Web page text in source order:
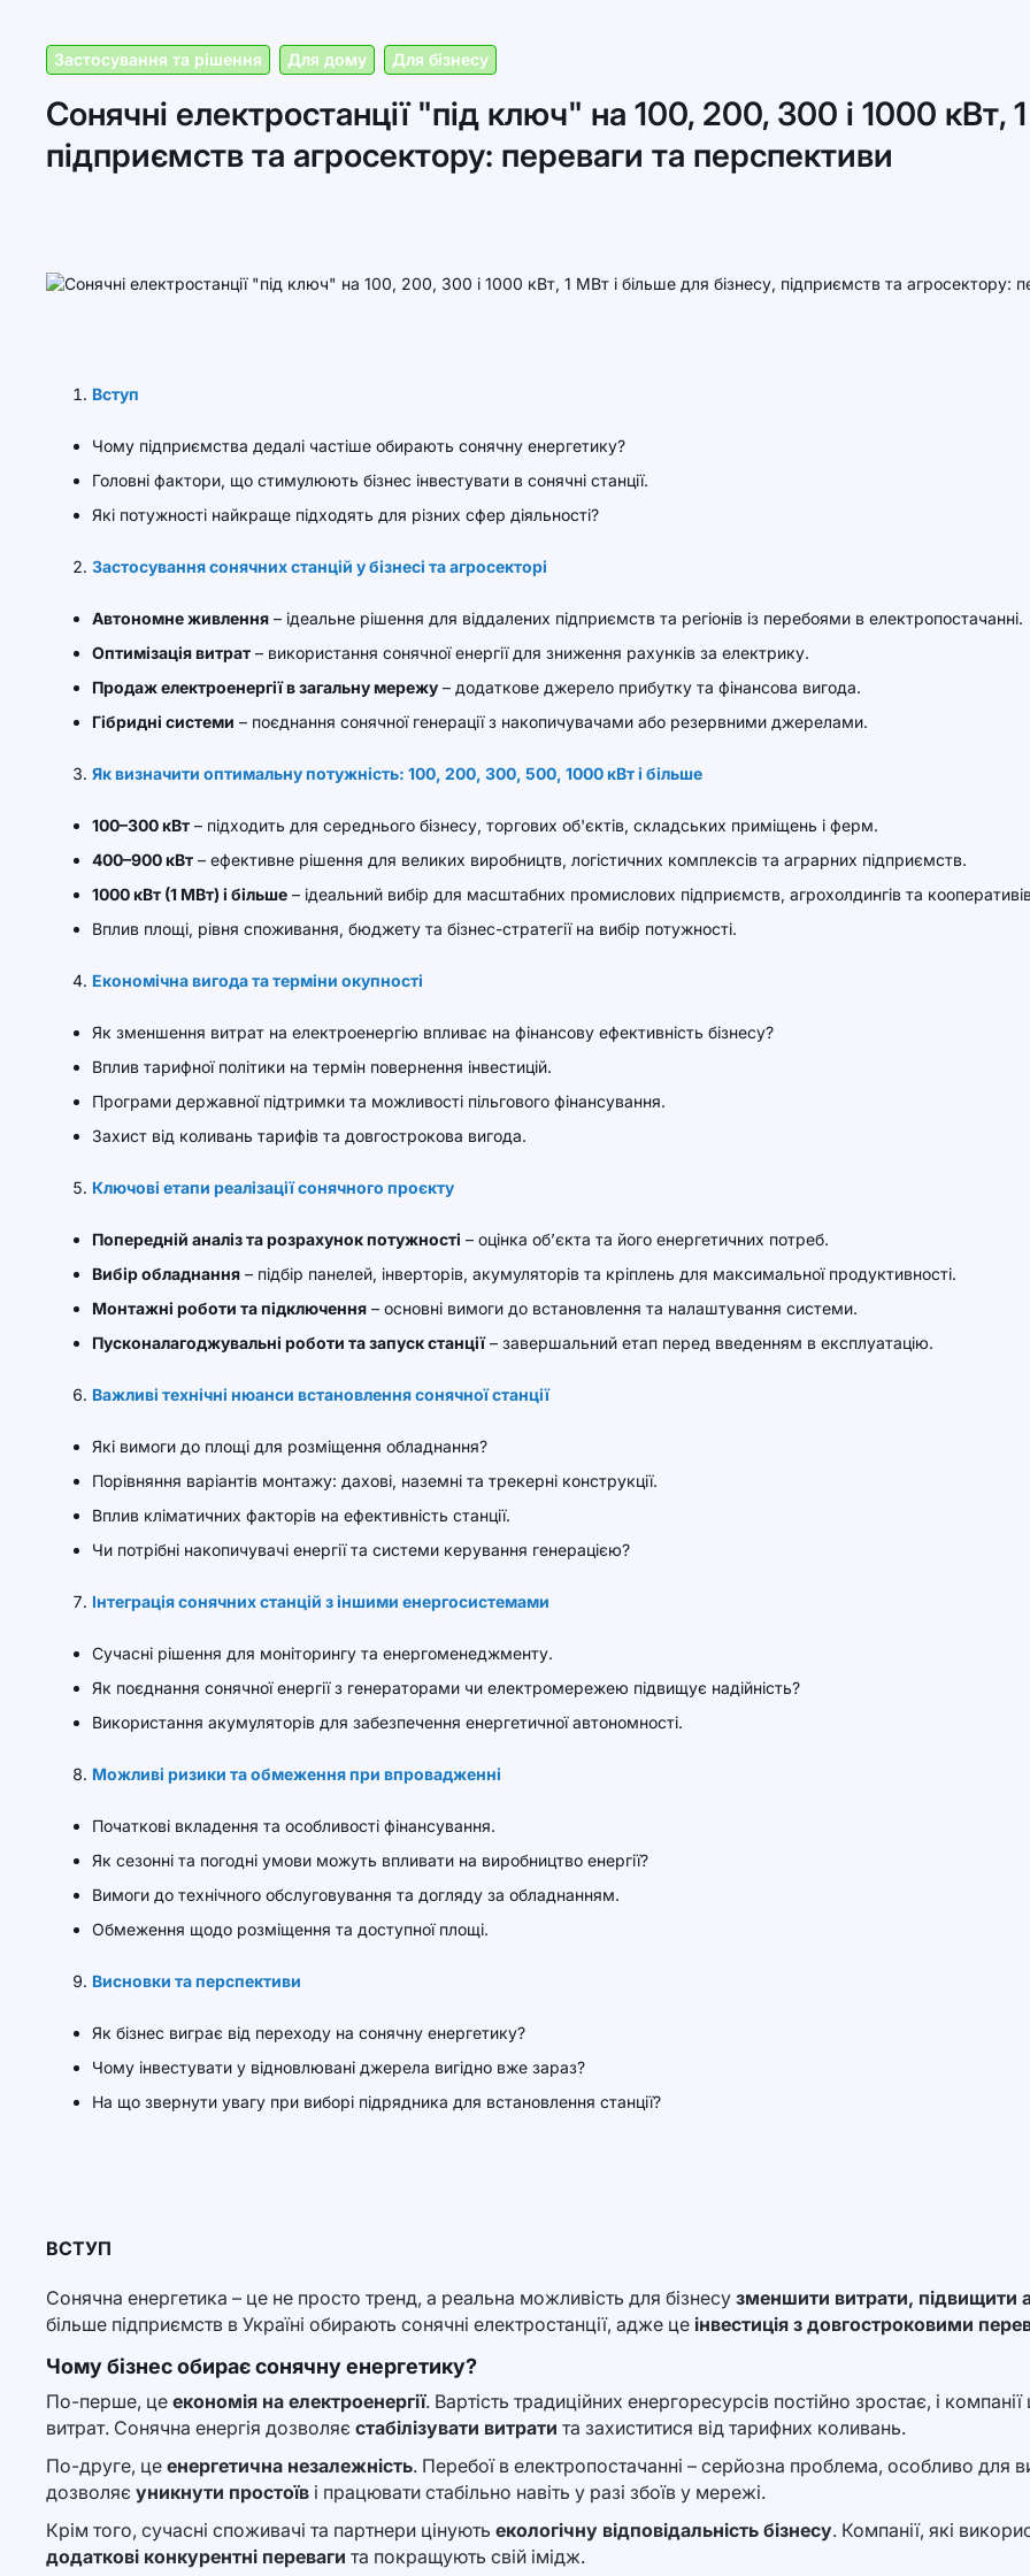
Застосування та рішення Для дому Для бізнесу
Сонячні електростанції "під ключ" на 100, 200, 300 і 1000 кВт,
підприємств та агросектору: переваги та перспективи
Вступ
Чому підприємства дедалі частіше обирають сонячну енергетику?
Головні фактори, що стимулюють бізнес інвестувати в сонячні станції.
Які потужності найкраще підходять для різних сфер діяльності?
Застосування сонячних станцій у бізнесі та агросекторі
Автономне живлення – ідеальне рішення для віддалених підприємств та регіонів із перебоями в електропостачанні.
Оптимізація витрат – використання сонячної енергії для зниження рахунків за електрику.
Продаж електроенергії в загальну мережу – додаткове джерело прибутку та фінансова вигода.
Гібридні системи – поєднання сонячної генерації з накопичувачами або резервними джерелами.
Як визначити оптимальну потужність: 100, 200, 300, 500, 1000 кВт і більше
100–300 кВт – підходить для середнього бізнесу, торгових об'єктів, складських приміщень і ферм.
400–900 кВт – ефективне рішення для великих виробництв, логістичних комплексів та аграрних підприємств.
1000 кВт (1 МВт) і більше – ідеальний вибір для масштабних промислових підприємств, агрохолдингів та
Вплив площі, рівня споживання, бюджету та бізнес-стратегії на вибір потужності.
Економічна вигода та терміни окупності
Як зменшення витрат на електроенергію впливає на фінансову ефективність бізнесу?
Вплив тарифної політики на термін повернення інвестицій.
Програми державної підтримки та можливості пільгового фінансування.
Захист від коливань тарифів та довгострокова вигода.
Ключові етапи реалізації сонячного проєкту
Попередній аналіз та розрахунок потужності – оцінка об’єкта та його енергетичних потреб.
Вибір обладнання – підбір панелей, інверторів, акумуляторів та кріплень для максимальної продуктивності.
Монтажні роботи та підключення – основні вимоги до встановлення та налаштування системи.
Пусконалагоджувальні роботи та запуск станції– завершальний етап перед введенням в експлуатацію.
Важливі технічні нюанси встановлення сонячної станції
Які вимоги до площі для розміщення обладнання?
Порівняння варіантів монтажу: дахові, наземні та трекерні конструкції.
Вплив кліматичних факторів на ефективність станції.
Чи потрібні накопичувачі енергії та системи керування генерацією?
Інтеграція сонячних станцій з іншими енергосистемами
Сучасні рішення для моніторингу та енергоменеджменту.
Як поєднання сонячної енергії з генераторами чи електромережею підвищує надійність?
Використання акумуляторів для забезпечення енергетичної автономності.
Можливі ризики та обмеження при впровадженні
Початкові вкладення та особливості фінансування.
Як сезонні та погодні умови можуть впливати на виробництво енергії?
Вимоги до технічного обслуговування та догляду за обладнанням.
Обмеження щодо розміщення та доступної площі.
Висновки та перспективи
Як бізнес виграє від переходу на сонячну енергетику?
Чому інвестувати у відновлювані джерела вигідно вже зараз?
На що звернути увагу при виборі підрядника для встановлення станції?
ВСТУП
Сонячна енергетика – це не просто тренд, а реальна можливість для бізнесу зменшити витрати, підвищити
більше підприємств в Україні обирають сонячні електростанції, адже це інвестиція з довгостроковими
Чому бізнес обирає сонячну енергетику?
По-перше, це економія на електроенергії. Вартість традиційних енергоресурсів постійно зростає, і
витрат. Сонячна енергія дозволяє стабілізувати витрати та захиститися від тарифних коливань.
По-друге, це енергетична незалежність. Перебої в електропостачанні – серйозна проблема, особливо для
дозволяє уникнути простоїв і працювати стабільно навіть у разі збоїв у мережі.
Крім того, сучасні споживачі та партнери цінують екологічну відповідальність бізнесу. Компанії, які
додаткові конкурентні переваги та покращують свій імідж.